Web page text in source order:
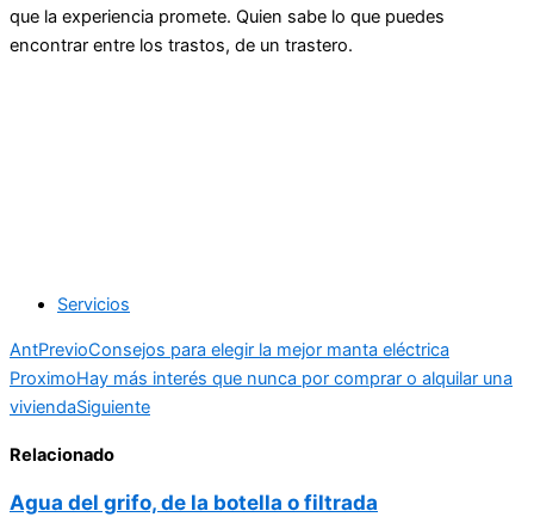
que la experiencia promete. Quien sabe lo que puedes
encontrar entre los trastos, de un trastero.
Servicios
AntPrevioConsejos para elegir la mejor manta eléctrica
ProximoHay más interés que nunca por comprar o alquilar una
viviendaSiguiente
Relacionado
Agua del grifo, de la botella o filtrada